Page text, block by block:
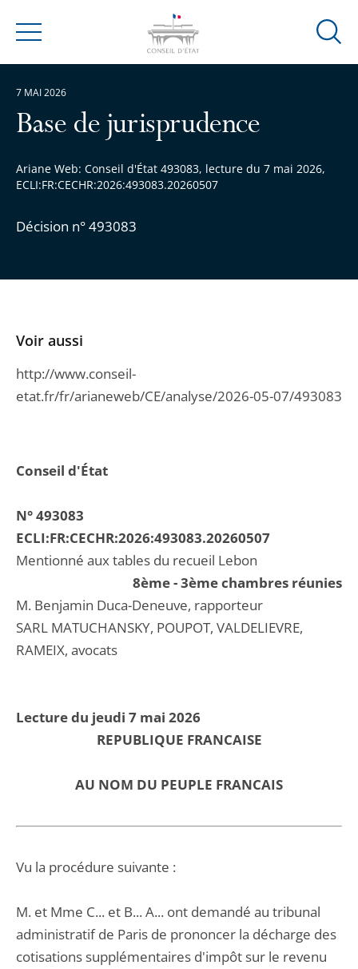
Menu
Ouvrir
Base de jurisprudence
Ariane Web: Conseil d'État 493083, lecture du 7 mai 2026,
ECLI:FR:CECHR:2026:493083.20260507
Décision n° 493083
7 MAI 2026
Conseil d'État
N° 493083
ECLI:FR:CECHR:2026:493083.20260507
Mentionné aux tables du recueil Lebon
8ème - 3ème chambres réunies
M. Benjamin Duca-Deneuve, rapporteur
SARL MATUCHANSKY, POUPOT, VALDELIEVRE,
RAMEIX, avocats
Lecture du jeudi 7 mai 2026
REPUBLIQUE FRANCAISE
AU NOM DU PEUPLE FRANCAIS
Vu la procédure suivante :
M. et Mme C... et B... A... ont demandé au tribunal
administratif de Paris de prononcer la décharge des
cotisations supplémentaires d'impôt sur le revenu
Voir aussi
http://www.conseil-
etat.fr/fr/arianeweb/CE/analyse/2026-05-07/493083